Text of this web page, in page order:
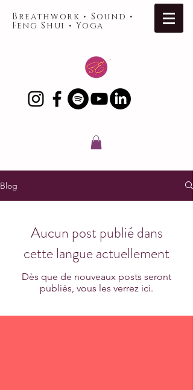
Breathwork • Sound •
Feng Shui • Yoga
Blog
Aucun post publié dans
cette langue actuellement
Dès que de nouveaux posts seront
publiés, vous les verrez ici.